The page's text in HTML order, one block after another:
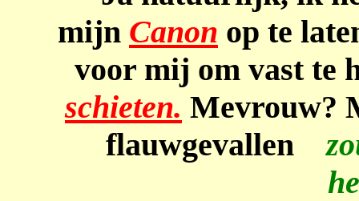
mijn Canon op te
voor mij om vast te
schieten. Mevrouw?
flauwgevallen